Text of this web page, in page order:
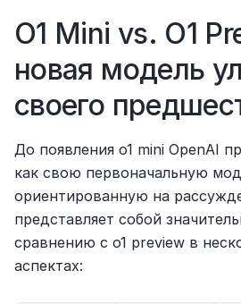
O1 Mini vs. O1
новая модель
своего
До появления o1 mini OpenAI
как свою первоначальную
ориентированную на
представляет собой
сравнению с o1 preview в
аспектах: